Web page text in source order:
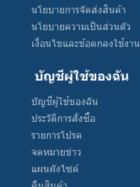
นโยบายการจัดส่งสินค้า
นโยบายความเป็นส่วนตัว
เงื่อนไขและข้อตกลงใช้งาน
บัญชีผู้ใช้ของฉัน
บัญชีผู้ใช้ของฉัน
ประวัติการสั่งซื้อ
รายการโปรด
จดหมายข่าว
แผนผังไซต์